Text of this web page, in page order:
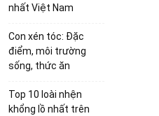
nhất Việt Nam
Con xén tóc: Đặc
điểm, môi trường
sống, thức ăn
Top 10 loài nhện
khổng lồ nhất trên